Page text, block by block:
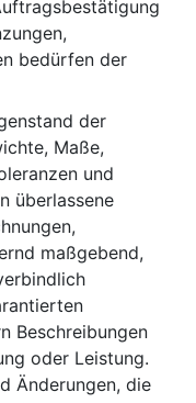
bedürfen der
der
Maße,
und
überlassene
maßgebend,
Beschreibungen
oder Leistung.
Änderungen, die